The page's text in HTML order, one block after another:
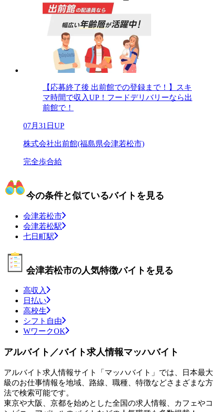
【応募終了後 出前館での登録まで！】スキ
マ時間で収入UP！フードデリバリーなら出
前館で！
07月31日UP
株式会社出前館(福島県会津若松市)
完全歩合給
今の条件と似ているバイトを見る
会津若松市
会津若松駅
七日町駅
会津若松市の人気特徴バイトを見る
高収入
日払い
高校生
シフト自由
WワークOK
アルバイト／バイト求人情報マッハバイト
アルバイト求人情報サイト「マッハバイト」では、日本最大
級のお仕事情報を地域、路線、職種、特徴などさまざまな方
法で検索可能です。
東京や大阪、京都を始めとした全国の求人情報、カフェやコ